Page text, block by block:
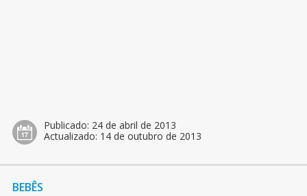
Publicado: 24 de abril de 2013
Actualizado: 14 de outubro de 2013
BEBÊS